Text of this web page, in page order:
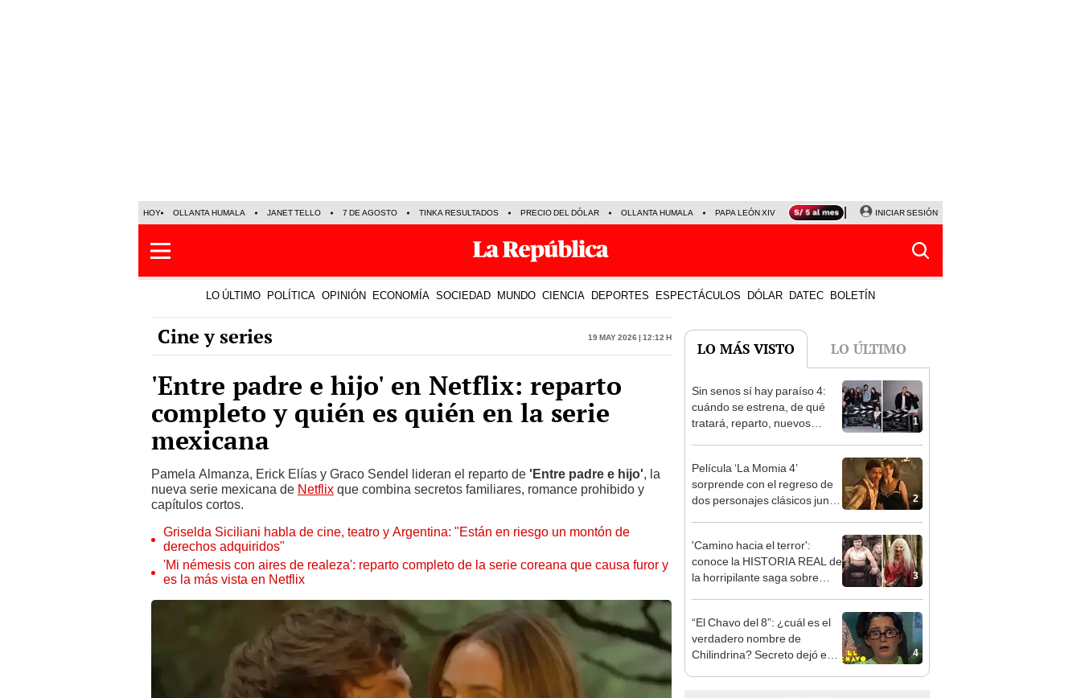
HOY OLLANTA HUMALA JANET TELLO 7 DE AGOSTO TINKA RESULTADOS PRECIO DEL DÓLAR OLLANTA HUMALA PAPA LEÓN XIV NALDY SALDAÑA LA BELLA LUZ
INICIAR SESIÓN
LO ÚLTIMO POLÍTICA OPINIÓN ECONOMÍA SOCIEDAD MUNDO CIENCIA DEPORTES ESPECTÁCULOS DÓLAR DATEC BOLETÍN
Cine y series 19 May 2026 | 12:12 h
'Entre padre e hijo' en Netflix: reparto
completo y quién es quién en la serie
mexicana
Pamela Almanza, Erick Elías y Graco Sendel lideran el reparto de 'Entre padre e hijo', la
nueva serie mexicana de Netflix que combina secretos familiares, romance prohibido y
capítulos cortos.
Griselda Siciliani habla de cine, teatro y Argentina: "Están en riesgo un montón de
derechos adquiridos"
'Mi némesis con aires de realeza': reparto completo de la serie coreana que causa furor y
es la más vista en Netflix
LO MÁS VISTO LO ÚLTIMO
1
Sin senos sí hay paraíso 4:
cuándo se estrena, de qué
tratará, reparto, nuevos
en Telemundo
2
Película ‘La Momia 4’
sorprende con el regreso de
dos personajes clásicos junto
3
'Camino hacia el terror':
conoce la HISTORIA REAL de
la horripilante saga sobre
4
“El Chavo del 8”: ¿cuál es el
verdadero nombre de
Chilindrina? Secreto dejó en